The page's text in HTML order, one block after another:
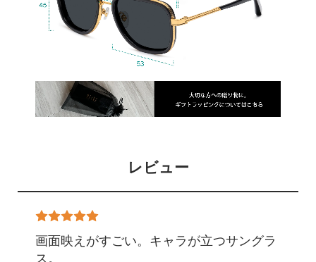
レビュー
画面映えがすごい。キャラが立つサングラ
ス。